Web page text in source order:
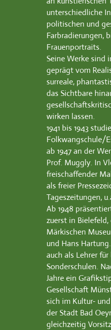
unterschiedliche
politischen und
Farbradierungen,
Frauenportraits.
Seine Werke sind
geprägt vom
surreale,
das Sichtbare
wirken lassen.
1941 bis 1943
Folkwangschule/
ab 1947 an der
Prof. Muggly. In
freischaffender
als freier
Tageszeitungen,
Ab 1948
zuerst in
Märkischen
und Hans
auch als Lehrer
Sonderschulen.
Jahre ein
Gesellschaft
sich im Kultur-
der Stadt Bad
gleichzeitig